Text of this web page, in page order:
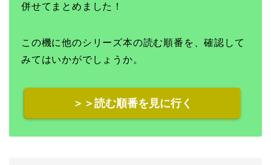
併せてまとめました！
この機に他のシリーズ本の読む順番を、確認して
みてはいかがでしょうか。
＞＞読む順番を見に行く